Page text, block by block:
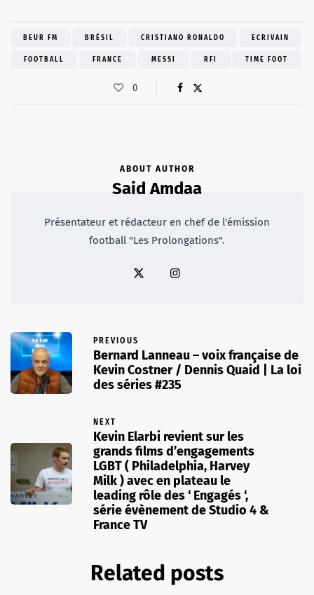
BEUR FM BRÉSIL CRISTIANO RONALDO ECRIVAIN
FOOTBALL FRANCE MESSI RFI TIME FOOT
0
ABOUT AUTHOR
Said Amdaa
Présentateur et rédacteur en chef de l'émission
football "Les Prolongations".
PREVIOUS
Bernard Lanneau – voix française de
Kevin Costner / Dennis Quaid | La loi
des séries #235
NEXT
Kevin Elarbi revient sur les
grands films d’engagements
LGBT ( Philadelphia, Harvey
Milk ) avec en plateau le
leading rôle des ‘ Engagés ‘,
série évènement de Studio 4 &
France TV
Related posts